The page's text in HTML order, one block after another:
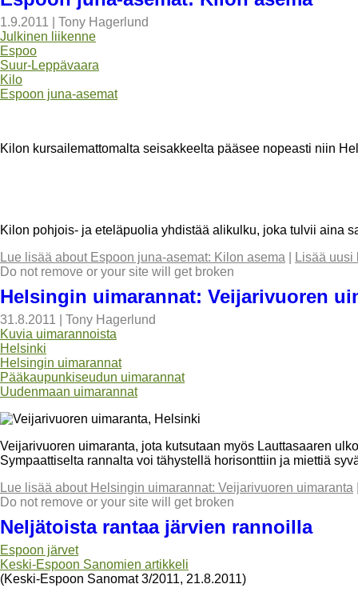
1.9.2011
Tony Hagerlund
Julkinen liikenne
Espoo
Suur-Leppävaara
Kilo
Espoon juna-asemat
Kilon kursailemattomalta seisakkeelta pääsee nopeasti niin
Kilon pohjois- ja eteläpuolia yhdistää alikulku, joka tulvii aina
Lue lisää about Espoon juna-asemat: Kilon asema
Lisää uusi
Do not remove or your site will get broken
Helsingin uimarannat: Veijarivuoren
31.8.2011
Tony Hagerlund
Kuvia uimarannoista
Helsinki
Helsingin uimarannat
Pääkaupunkiseudun uimarannat
Uudenmaan uimarannat
Veijarivuoren uimaranta, jota kutsutaan myös Lauttasaaren
Sympaattiselta rannalta voi tähystellä horisonttiin ja miettiä
Lue lisää about Helsingin uimarannat: Veijarivuoren uimaranta
Do not remove or your site will get broken
Neljätoista rantaa järvien rannoilla
Espoon järvet
Keski-Espoon Sanomien artikkeli
(Keski-Espoon Sanomat 3/2011, 21.8.2011)